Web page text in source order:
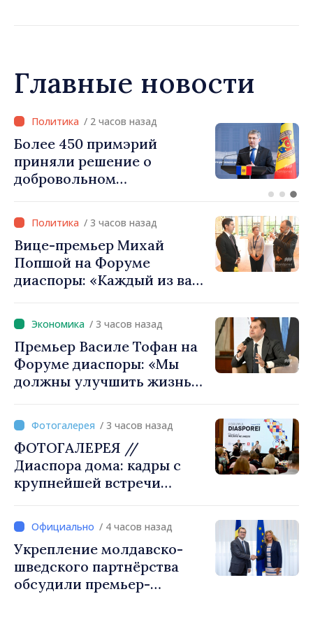
Главные новости
/ 34 минут назад
Премьер-министр
Республики Молдова
Василе Тофан и премьер-
Вевер обсудили
европейский путь
Республики Молдова
/ 3 часов назад
Вице-премьер Михай
Попшой на Форуме
диаспоры: «Каждый из вас
вносит вклад в
продвижение имиджа
Республики Молдова»
/ 3 часов назад
Премьер Василе Тофан на
Форуме диаспоры: «Мы
должны улучшить жизнь
двигатели экономики»
/ 3 часов назад
ФОТОГАЛЕРЕЯ //
Диаспора дома: кадры с
крупнейшей встречи
рубежом
/ 4 часов назад
Укрепление молдавско-
шведского партнёрства
обсудили премьер-